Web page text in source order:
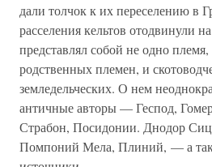
дали толчок к их переселению в
расселения кельтов отодвинули
представлял собой не одно
родственных племен, и
земледельческих. О нем
античные авторы — Геспод,
Страбон, Посидонии. Днодор
Помпоний Мела, Плиний, — а